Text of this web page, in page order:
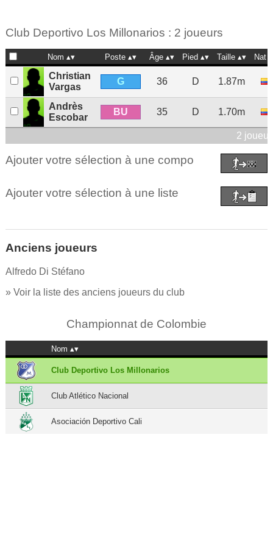
Club Deportivo Los Millonarios : 2 joueurs
Nom Poste Âge Pied Taille Nat
Christian
Vargas
G 36 D 1.87m
Andrès
Escobar
BU 35 D 1.70m
2
Ajouter votre sélection à une compo
Ajouter votre sélection à une liste
Anciens joueurs
Alfredo Di Stéfano
» Voir la liste des anciens joueurs du club
Championnat de Colombie
Nom
Club Deportivo Los Millonarios
Club Atlético Nacional
Asociación Deportivo Cali